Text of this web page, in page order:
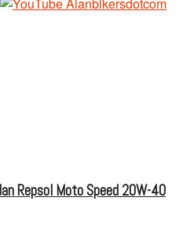
Repsol Moto Speed 20W-40